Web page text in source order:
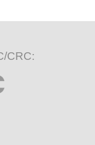
CRC: